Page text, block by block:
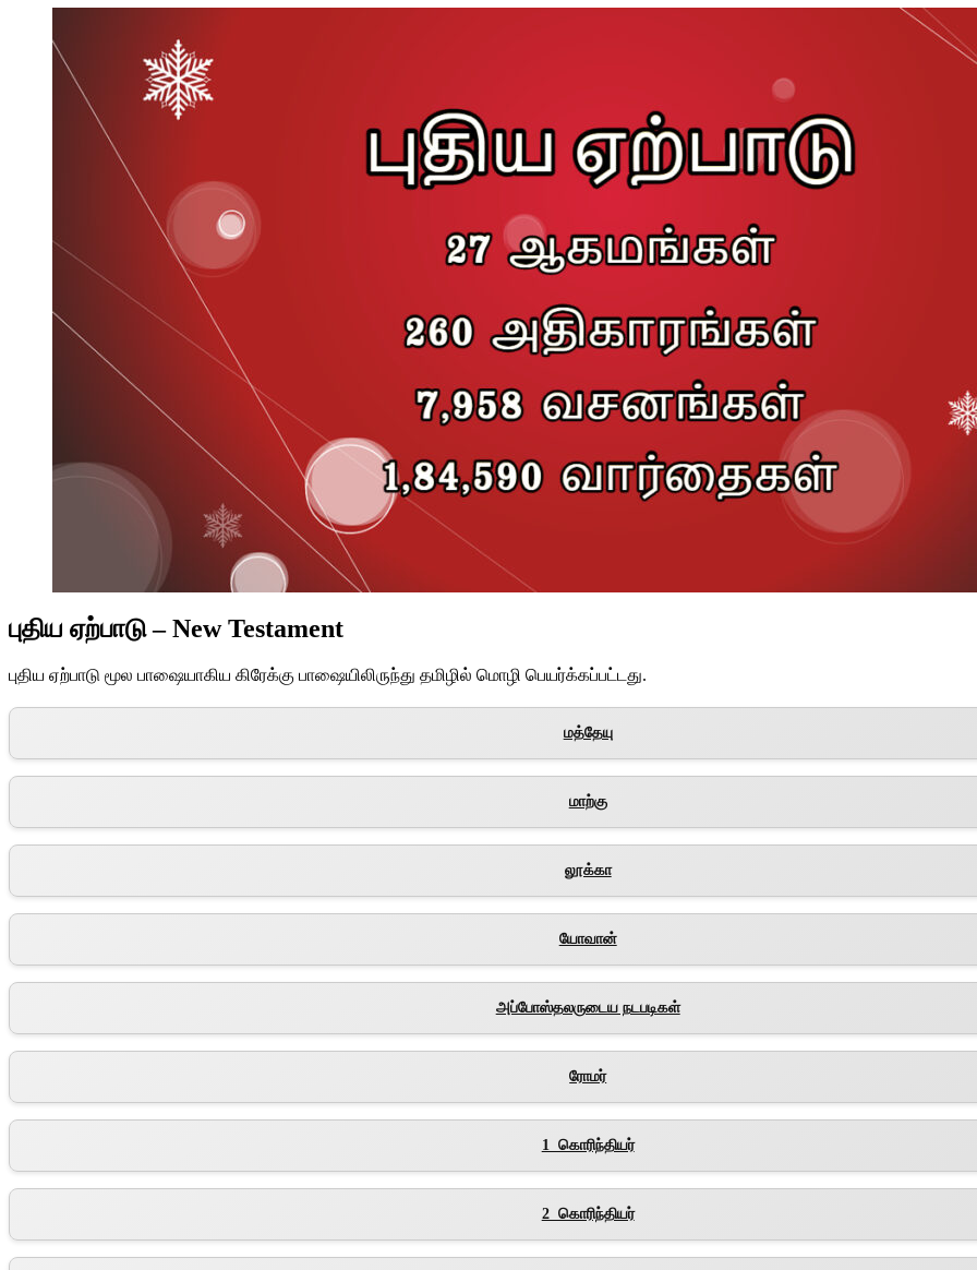
புதிய ஏற்பாடு – New Testament
புதிய ஏற்பாடு மூல பாஷையாகிய கிரேக்கு பாஷையிலிருந்து தமிழில் மொழி பெயர்க்கப்பட்டது.
மத்தேயு
மாற்கு
லூக்கா
யோவான்
அப்போஸ்தலருடைய நடபடிகள்
ரோமர்
1 கொரிந்தியர்
2 கொரிந்தியர்